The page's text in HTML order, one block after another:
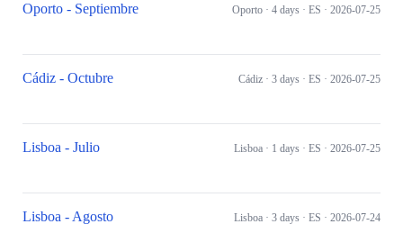
Oporto - Septiembre Oporto · 4 days · ES · 2026-07-25
Cádiz - Octubre Cádiz · 3 days · ES · 2026-07-25
Lisboa - Julio Lisboa · 1 days · ES · 2026-07-25
Lisboa - Agosto Lisboa · 3 days · ES · 2026-07-24